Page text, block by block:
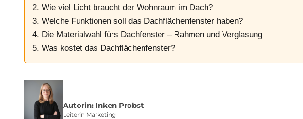
2. Wie viel Licht braucht der Wohnraum im Dach?
3. Welche Funktionen soll das Dachflächenfenster haben?
4. Die Materialwahl fürs Dachfenster – Rahmen und Verglasung
5. Was kostet das Dachflächenfenster?
Autorin: Inken Probst
Leiterin Marketing